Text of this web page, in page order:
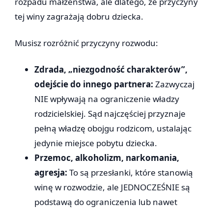
tej winy zagrażają dobru dziecka.
Musisz rozróżnić przyczyny rozwodu:
Zdrada, „niezgodność charakterów”,
odejście do innego partnera: Zazwyczaj
NIE wpływają na ograniczenie władzy
rodzicielskiej. Sąd najczęściej przyznaje
pełną władzę obojgu rodzicom, ustalając
jedynie miejsce pobytu dziecka.
Przemoc, alkoholizm, narkomania,
agresja: To są przesłanki, które stanowią
winę w rozwodzie, ale JEDNOCZEŚNIE są
podstawą do ograniczenia lub nawet